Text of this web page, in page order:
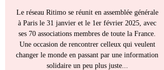
Le réseau Ritimo se réunit en assemblée générale
à Paris le 31 janvier et le 1er février 2025, avec
ses 70 associations membres de toute la France.
Une occasion de rencontrer celleux qui veulent
changer le monde en passant par une information
solidaire un peu plus juste...